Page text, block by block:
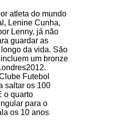
atleta do mundo
Lenine Cunha,
Lenny, já não
guardar as
da vida. São
um bronze
Futebol
saltar os 100
o quarto
para o
os 10 anos